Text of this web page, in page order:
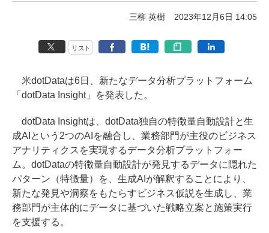
三柳 英樹 2023年12月6日 14:05
リスト
米dotDataは6日、新たなデータ分析プラットフォーム
「dotData Insight」を発表した。
dotData Insightは、dotData独自の特徴量自動設計と生
成AIという2つのAIを融合し、業務部門が主役のビジネス
アナリティクスを実現するデータ分析プラットフォー
ム。dotDataの特徴量自動設計が発見するデータに隠れた
パターン（特徴量）を、生成AIが解釈することにより、
新たな発見や洞察をもたらすビジネス仮説を生成し、業
務部門が主体的にデータに基づいた戦略立案と施策実行
を支援する。